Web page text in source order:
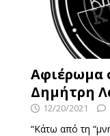
Αφιέρωμα
Δημήτρη
12/20/2021
“Κάτω από τη